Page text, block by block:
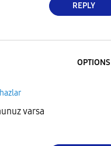
REPLY
OPTIONS
varsa